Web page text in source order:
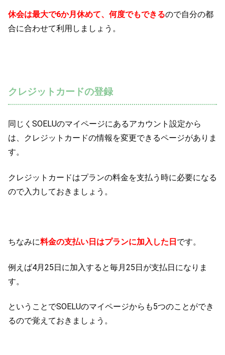
休会は最大で6か月休めて、何度でもできるので自分の都
合に合わせて利用しましょう。
クレジットカードの登録
同じくSOELUのマイページにあるアカウント設定から
は、クレジットカードの情報を変更できるページがありま
す。
クレジットカードはプランの料金を支払う時に必要になる
ので入力しておきましょう。
ちなみに料金の支払い日はプランに加入した日 です。
例えば4月25日に加入すると毎月25日が支払日になりま
す。
ということでSOELUのマイページからも5つのことができ
るので覚えておきましょう。